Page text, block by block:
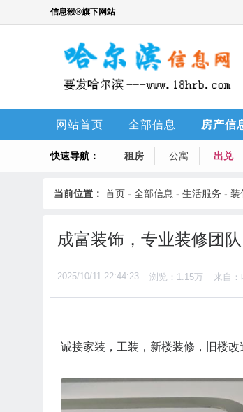
信息猴®旗下网站
网站首页 全部信息 房产信
培训活动
快速导航： 租房 公寓 出兑
当前位置： 首页 - 全部信息 - 生活服务 - 装
成富装饰，专业装修团队
2025/10/11 22:44:23 浏览：1.15万 来自：
诚接家装，工装，新楼装修，旧楼